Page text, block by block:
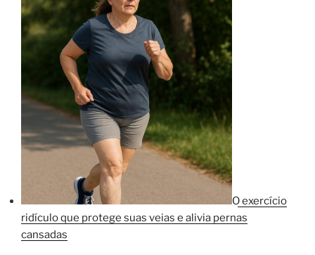
O exercício
ridículo que protege suas veias e alivia pernas
cansadas